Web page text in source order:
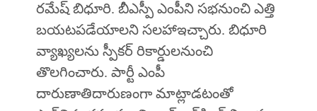
రమేష్‌ బిధూరి. బీఎస్పీ ఎంపీని సభనుంచి ఎత్తి
బయటపడేయాలని సలహాఇచ్చారు. బిధూరి
వ్యాఖ్యలను స్పీకర్‌ రికార్డులనుంచి
తొలగించారు. పార్టీ ఎంపీ
దారుణాతిదారుణంగా మాట్లాడటంతో